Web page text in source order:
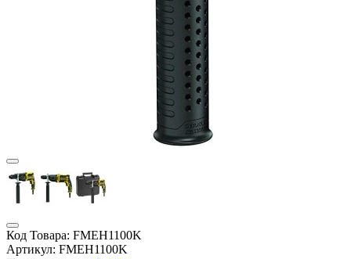
Код Товара: FMEH1100K
Артикул: FMEH1100K